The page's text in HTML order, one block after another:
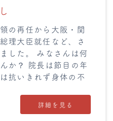
の再任から大阪・関
理大臣就任など、さ
した。 みなさんは何
か？ 院長は節目の年
抗いきれず身体の不
詳細を見る